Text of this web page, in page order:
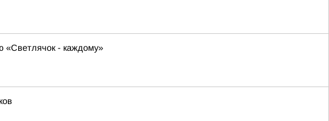
«Светлячок - каждому»